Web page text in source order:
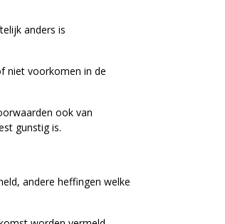
anders is
niet voorkomen in de
ook van
gunstig is.
andere heffingen welke